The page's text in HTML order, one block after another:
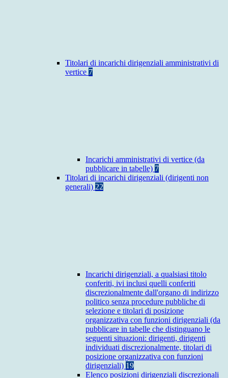
Titolari di incarichi dirigenziali amministrativi di
vertice 7
Incarichi amministrativi di vertice (da
pubblicare in tabelle) 7
Titolari di incarichi dirigenziali (dirigenti non
generali) 22
Incarichi dirigenziali, a qualsiasi titolo
conferiti, ivi inclusi quelli conferiti
discrezionalmente dall'organo di indirizzo
politico senza procedure pubbliche di
selezione e titolari di posizione
organizzativa con funzioni dirigenziali (da
pubblicare in tabelle che distinguano le
seguenti situazioni: dirigenti, dirigenti
individuati discrezionalmente, titolari di
posizione organizzativa con funzioni
dirigenziali) 19
Elenco posizioni dirigenziali discrezionali